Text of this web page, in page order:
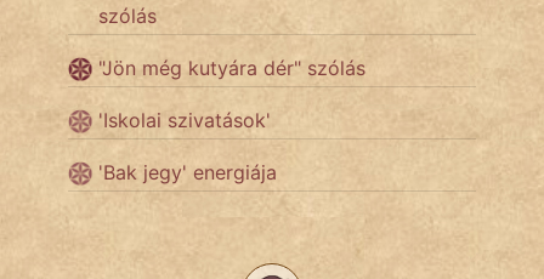
szegény legény
Hoffer Botond
szemfüles
szólás
"Jön még kutyára dér" szólás
'Iskolai szivatások'
'Bak jegy' energiája